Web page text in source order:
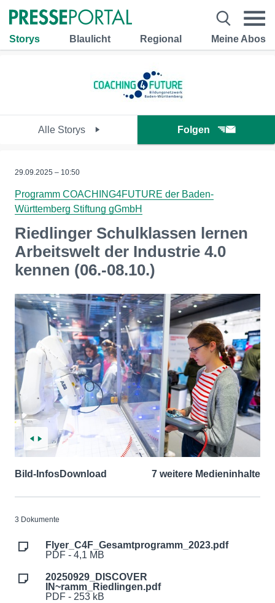
Storys Blaulicht Regional Meine Abos
Alle Storys Folgen
29.09.2025 – 10:50
Programm COACHING4FUTURE der Baden-
Württemberg Stiftung gGmbH
Riedlinger Schulklassen lernen
Arbeitswelt der Industrie 4.0
kennen (06.-08.10.)
Bild-InfosDownload 7 weitere Medieninhalte
3 Dokumente
Flyer_C4F_Gesamtprogramm_2023.pdf
PDF - 4,1 MB
20250929_DISCOVER
IN~ramm_Riedlingen.pdf
PDF - 253 kB